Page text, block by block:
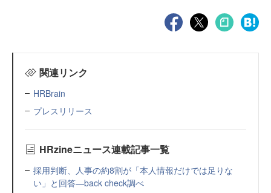
関連リンク
HRBrain
プレスリリース
HRzineニュース連載記事一覧
採用判断、人事の約8割が「本人情報だけでは足りな
い」と回答—back check調べ